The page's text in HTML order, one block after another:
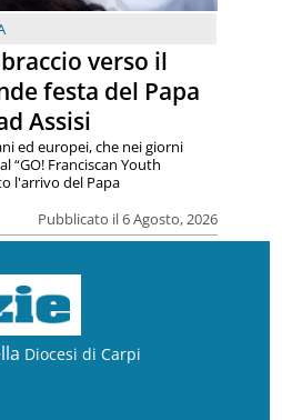
verso il
festa del Papa
Assisi
Pubblicato il 6 Agosto, 2026
ed europei, che nei giorni
“GO! Franciscan Youth
l'arrivo del Papa
Diocesi di Carpi